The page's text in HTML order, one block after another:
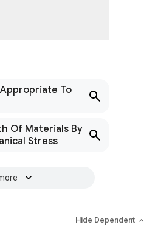
To
Of Materials By
Stress
Hide Dependent